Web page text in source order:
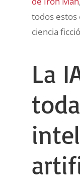
todos estos
ciencia
La
toda